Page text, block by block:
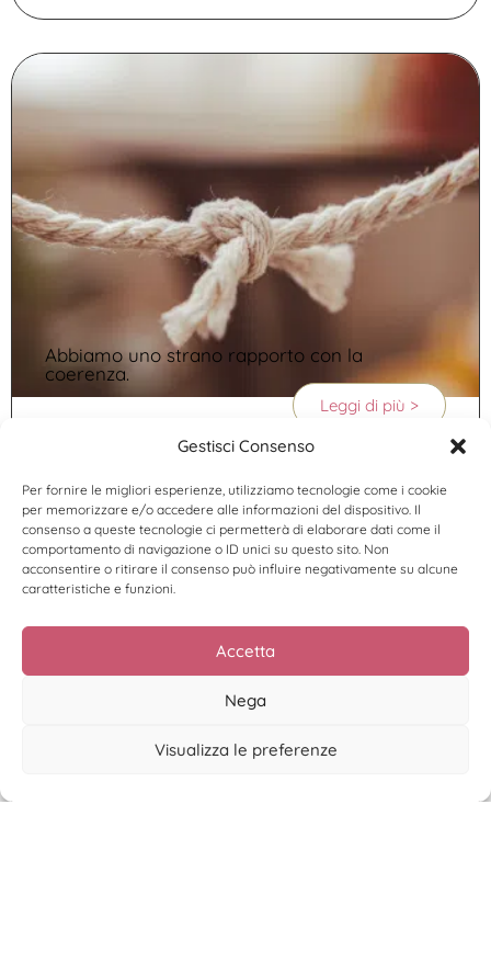
Gestisci Consenso
Per fornire le migliori esperienze, utilizziamo tecnologie come i cookie
per memorizzare e/o accedere alle informazioni del dispositivo. Il
consenso a queste tecnologie ci permetterà di elaborare dati come il
comportamento di navigazione o ID unici su questo sito. Non
acconsentire o ritirare il consenso può influire negativamente su alcune
caratteristiche e funzioni.
Accetta
Nega
Visualizza le preferenze
Abbiamo uno strano rapporto con la
coerenza.
Leggi di più >